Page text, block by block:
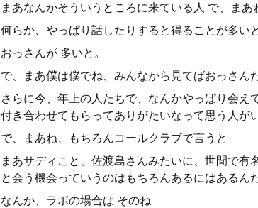
まあなんかそういうところに来ている人 で、ま
何らか、やっぱり話したりすると得ることが多い
おっさんが 多いと。
で、まあ僕は僕でね、みんなから見てばおっさ
さらに今、年上の人たちで、なんかやっぱり会
付き合わせてもらってありがたいなって思う人が
で、まあね、もちろんコールクラブで言うと
まあサディこと、佐渡島さんみたいに、世間で
と会う機会っていうのはもちろんあるにはあるん
なんか、ラボの場合は そのね